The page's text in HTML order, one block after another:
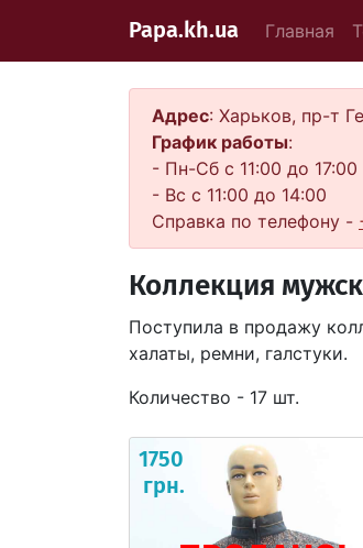
Papa.kh.ua Главная
Адрес: Харьков, пр-т
График работы:
- Пн-Сб с 11:00 до 17:00
- Вс с 11:00 до 14:00
Справка по телефону -
Коллекция
Поступила в продажу
халаты, ремни, галстуки.
Количество - 17 шт.
1750
грн.